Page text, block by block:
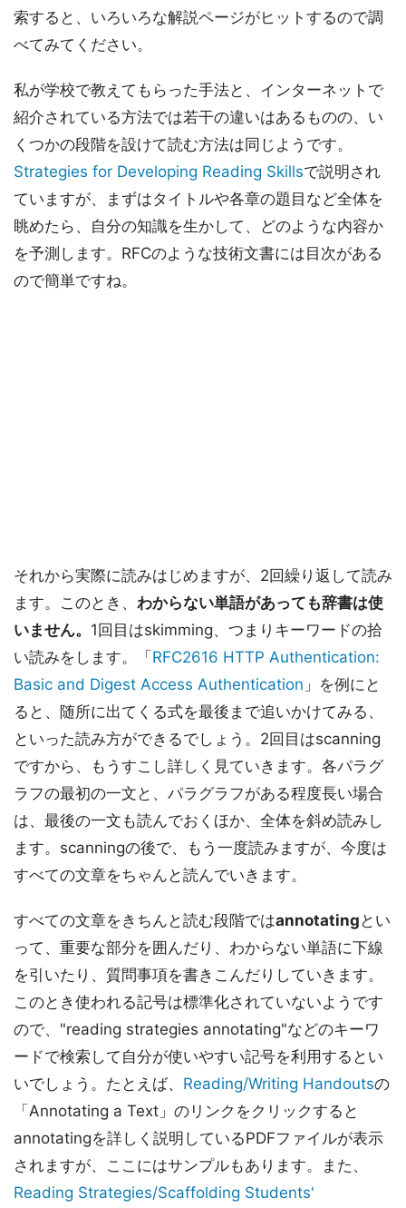
索すると、いろいろな解説ページがヒットするので調
べてみてください。
私が学校で教えてもらった手法と、インターネットで
紹介されている方法では若干の違いはあるものの、い
くつかの段階を設けて読む方法は同じようです。
Strategies for Developing Reading Skillsで説明され
ていますが、まずはタイトルや各章の題目など全体を
眺めたら、自分の知識を生かして、どのような内容か
を予測します。RFCのような技術文書には目次がある
ので簡単ですね。
それから実際に読みはじめますが、2回繰り返して読み
ます。このとき、 わからない単語があっても辞書は使
いません。 1回目はskimming、つまりキーワードの拾
い読みをします。「 RFC2616 HTTP Authentication:
Basic and Digest Access Authentication 」を例にと
ると、随所に出てくる式を最後まで追いかけてみる、
といった読み方ができるでしょう。2回目はscanning
ですから、もうすこし詳しく見ていきます。各パラグ
ラフの最初の一文と、パラグラフがある程度長い場合
は、最後の一文も読んでおくほか、全体を斜め読みし
ます。scanningの後で、もう一度読みますが、今度は
すべての文章をちゃんと読んでいきます。
すべての文章をきちんと読む段階ではannotating とい
って、重要な部分を囲んだり、わからない単語に下線
を引いたり、質問事項を書きこんだりしていきます。
このとき使われる記号は標準化されていないようです
ので、"reading strategies annotating"などのキーワ
ードで検索して自分が使いやすい記号を利用するとい
いでしょう。たとえば、 Reading/Writing Handoutsの
「Annotating a Text」のリンクをクリックすると
annotatingを詳しく説明しているPDFファイルが表示
されますが、ここにはサンプルもあります。また、
Reading Strategies/Scaffolding Students'